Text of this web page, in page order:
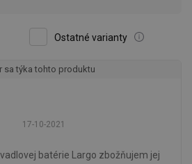
Ostatné varianty
sa týka tohto produktu
17-10-2021
batérie Largo zbožňujem jej